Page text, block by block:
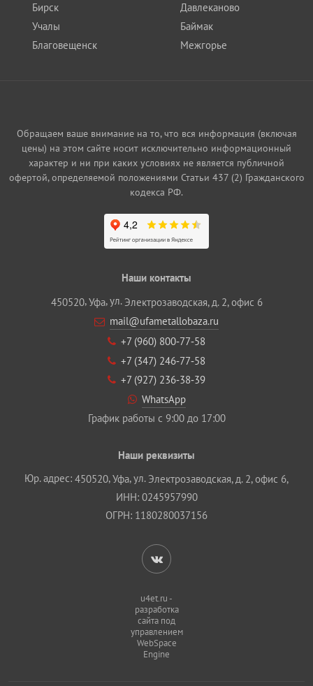
Бирск
Учалы
Благовещенск
Давлеканово
Баймак
Межгорье
Обращаем ваше внимание на то, что вся информация (включая
цены) на этом сайте носит исключительно информационный
характер и ни при каких условиях не является публичной
офертой, определяемой положениями Статьи 437 (2) Гражданского
кодекса РФ.
Наши контакты
450520,Уфа, ул. Электрозаводская, д. 2, офис 6
mail@ufametallobaza.ru
+7 (960) 800‐77‐58
+7 (347) 246‐77‐58
+7 (927) 236‐38‐39
WhatsApp
График работы с 9:00 до 17:00
Наши реквизиты
Юр. адрес: 450520,Уфа, ул. Электрозаводская, д. 2, офис 6,
ИНН: 0245957990
ОГРН: 1180280037156
u4et.ru -
разработка
сайта под
управлением
WebSpace
Engine